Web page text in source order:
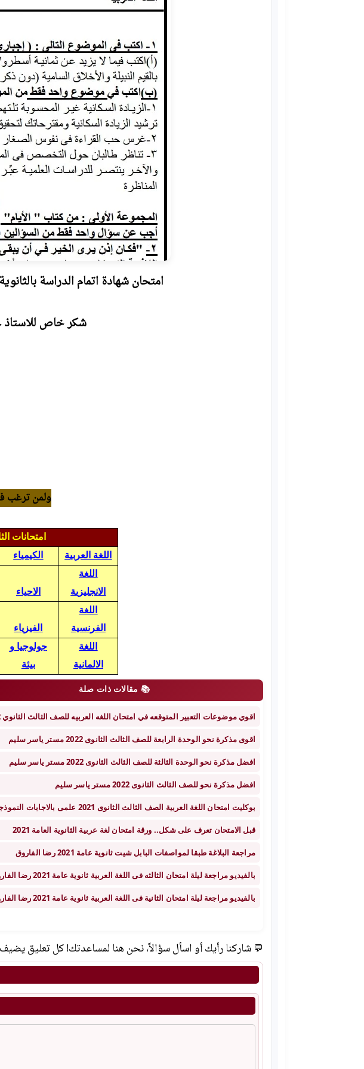
امتحان شهادة اتمام الدراسة بالثانوية العامة
شكر خاص للاستاذ
ولمن ترغب
امتحانات
اللغة العربية
الكيمياء
اللغة
الانجليزية
الاحياء
اللغة
الفرنسية
الفيزياء
اللغة
الالمانية
جولوجيا و
بيئة
📚 مقالات ذات صلة
اقوي موضوعات التعبير المتوقعه في امتحان اللغه العربيه للصف الثالث الثانوي 2022
اقوى مذكرة نحو الوحدة الرابعة للصف الثالث الثانوى 2022 مستر ياسر سليم
افضل مذكرة نحو الوحدة الثالثة للصف الثالث الثانوى 2022 مستر ياسر سليم
افضل مذكرة نحو للصف الثالث الثانوى 2022 مستر ياسر سليم
بوكليت امتحان اللغة العربية الصف الثالث الثانوى 2021 علمى بالاجابات النموذجية
قبل الامتحان تعرف على شكل.. ورقة امتحان لغة عربية الثانوية العامة 2021
مراجعة البلاغة طبقا لمواصفات البابل شيت ثانوية عامة 2021 رضا الفاروق
بالفيديو مراجعة ليلة امتحان الثالثه فى اللغة العربية ثانوية عامة 2021 رضا الفاروق
بالفيديو مراجعة ليلة امتحان الثانية فى اللغة العربية ثانوية عامة 2021 رضا الفاروق
💬 شاركنا رأيك أو اسأل سؤالاً، نحن هنا لمساعدتك! كل تعليق يضيف